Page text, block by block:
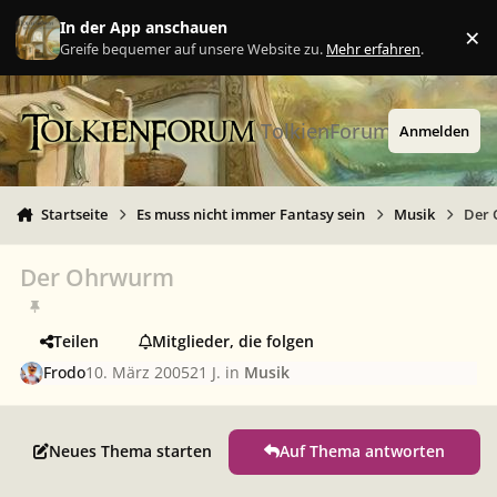
Zu Inhalt springen
In der App anschauen
Greife bequemer auf unsere Website zu. Mehr erfahren. ×
TolkienForum Anmelden
Startseite Es muss nicht immer Fantasy sein Musik Der
Der Ohrwurm
Teilen
Mitglieder, die folgen
Frodo10. März 200521 J. in Musik
Neues Thema starten Auf Thema antworten